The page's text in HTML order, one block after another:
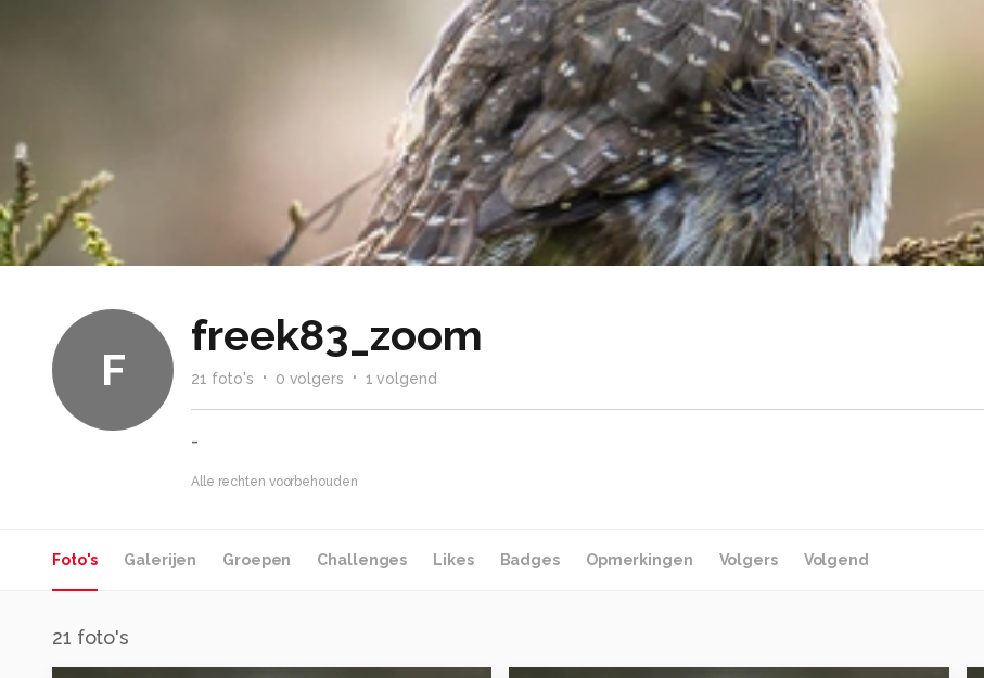
F
freek83_zoom
21 foto's 0 volgers 1 volgend
-
Alle rechten voorbehouden
Foto's Galerijen Groepen Challenges Likes Badges Opmerkingen Volgers Volgend
21 foto's